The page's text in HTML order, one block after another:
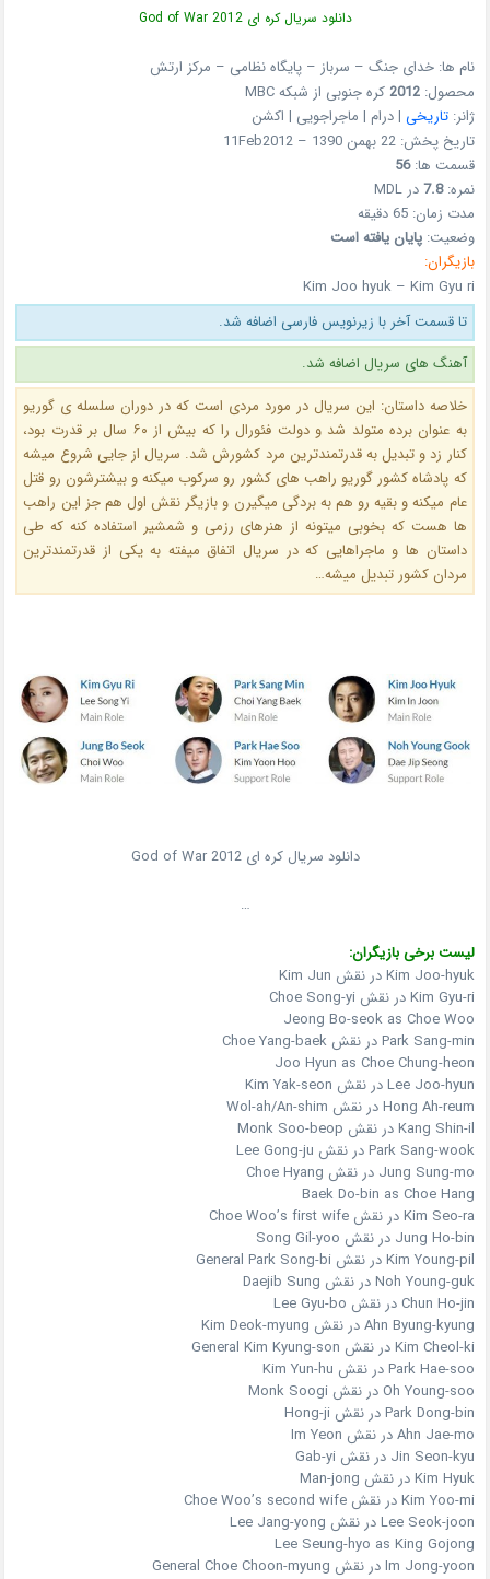
دانلود سریال کره ای God of War 2012
نام ها: خدای جنگ – سرباز – پایگاه نظامی – مرکز ارتش
محصول:2012کره جنوبی از شبکه MBC
ژانر:تاریخی | درام | ماجراجویی | اکشن
تاریخ پخش: 22 بهمن 1390 – 11Feb2012
قسمت ها:56
نمره:7.8در MDL
مدت زمان: 65 دقیقه
وضعیت:پایان یافته است
بازیگران:
Kim Joo hyuk – Kim Gyu ri
تا قسمت آخر با زیرنویس فارسی اضافه شد.
آهنگ های سریال اضافه شد.
خلاصه داستان: این سریال در مورد مردی است که در دوران سلسله ی گوریو
به عنوان برده متولد شد و دولت فئورال را که بیش از ۶۰ سال بر قدرت بود،
کنار زد و تبدیل به قدرتمندترین مرد کشورش شد. سریال از جایی شروع میشه
که پادشاه کشور گوریو راهب های کشور رو سرکوب میکنه و بیشترشون رو قتل
عام میکنه و بقیه رو هم به بردگی میگیرن و بازیگر نقش اول هم جز این راهب
ها هست که بخوبی میتونه از هنرهای رزمی و شمشیر استفاده کنه که طی
داستان ها و ماجراهایی که در سریال اتفاق میفته به یکی از قدرتمندترین
مردان کشور تبدیل میشه…
دانلود سریال کره ای God of War 2012
…
لیست برخی بازیگران:
Kim Joo-hyuk در نقش Kim Jun
Kim Gyu-ri در نقش Choe Song-yi
Jeong Bo-seok as Choe Woo
Park Sang-min در نقش Choe Yang-baek
Joo Hyun as Choe Chung-heon
Lee Joo-hyun در نقش Kim Yak-seon
Hong Ah-reum در نقش Wol-ah/An-shim
Kang Shin-il در نقش Monk Soo-beop
Park Sang-wook در نقش Lee Gong-ju
Jung Sung-mo در نقش Choe Hyang
Baek Do-bin as Choe Hang
Kim Seo-ra در نقش Choe Woo’s first wife
Jung Ho-bin در نقش Song Gil-yoo
Kim Young-pil در نقش General Park Song-bi
Noh Young-guk در نقش Daejib Sung
Chun Ho-jin در نقش Lee Gyu-bo
Ahn Byung-kyung در نقش Kim Deok-myung
Kim Cheol-ki در نقش General Kim Kyung-son
Park Hae-soo در نقش Kim Yun-hu
Oh Young-soo در نقش Monk Soogi
Park Dong-bin در نقش Hong-ji
Ahn Jae-mo در نقش Im Yeon
Jin Seon-kyu در نقش Gab-yi
Kim Hyuk در نقش Man-jong
Kim Yoo-mi در نقش Choe Woo’s second wife
Lee Seok-joon در نقش Lee Jang-yong
Lee Seung-hyo as King Gojong
Im Jong-yoon در نقش General Choe Choon-myung